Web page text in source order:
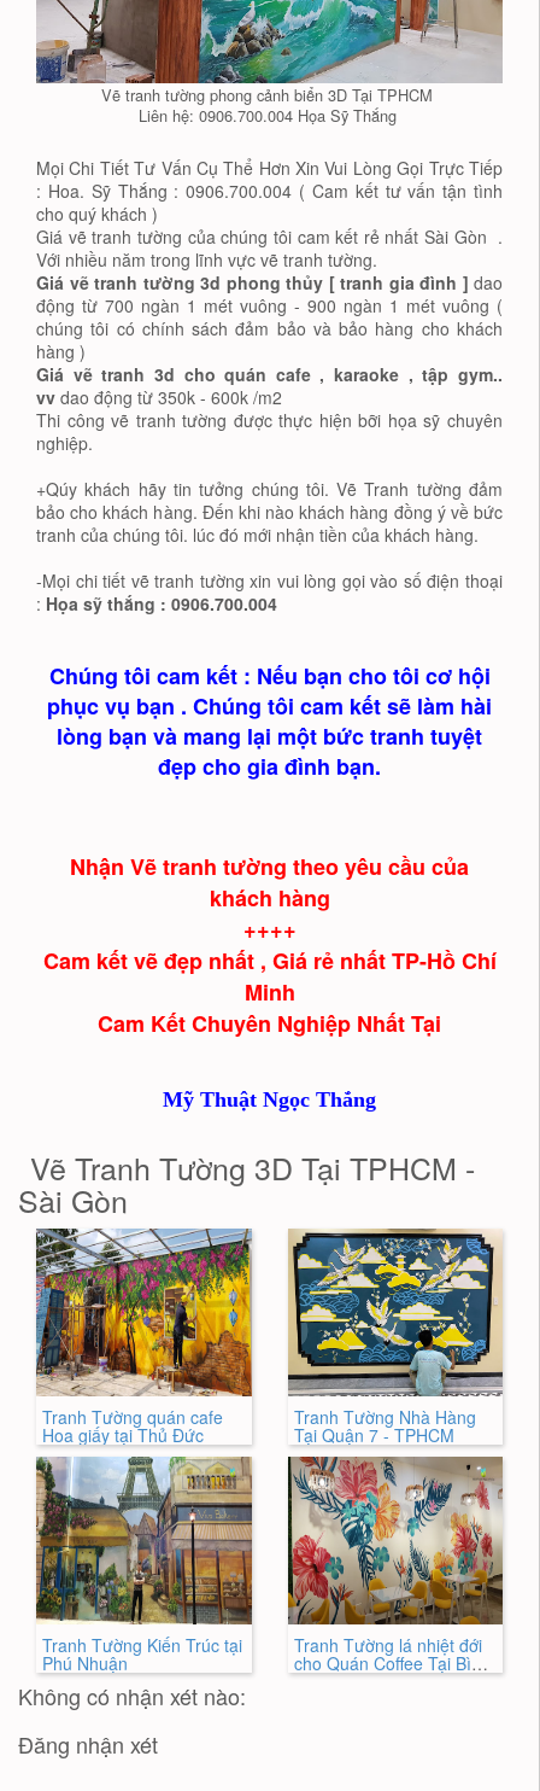
Vẽ tranh tường phong cảnh biển 3D Tại TPHCM
Liên hệ: 0906.700.004 Họa Sỹ Thắng
Mọi Chi Tiết Tư Vấn Cụ Thể Hơn Xin Vui Lòng Gọi Trực Tiếp
: Hoa. Sỹ Thắng : 0906.700.004 ( Cam kết tư vấn tận tình
cho quý khách )
Giá vẽ tranh tường của chúng tôi cam kết rẻ nhất Sài Gòn .
Với nhiều năm trong lĩnh vực vẽ tranh tường.
Giá vẽ tranh tường 3d phong thủy [ tranh gia đình ] dao
động từ 700 ngàn 1 mét vuông - 900 ngàn 1 mét vuông (
chúng tôi có chính sách đảm bảo và bảo hàng cho khách
hàng )
Giá vẽ tranh 3d cho quán cafe , karaoke , tập gym..
vv dao động từ 350k - 600k /m2
Thi công vẽ tranh tường được thực hiện bỡi họa sỹ chuyên
nghiệp.
+Qúy khách hãy tin tưởng chúng tôi. Vẽ Tranh tường đảm
bảo cho khách hàng. Đến khi nào khách hàng đồng ý về bức
tranh của chúng tôi. lúc đó mới nhận tiền của khách hàng.
-Mọi chi tiết vẽ tranh tường xin vui lòng gọi vào số điện thoại
: Họa sỹ thắng : 0906.700.004
Chúng tôi cam kết : Nếu bạn cho tôi cơ hội
phục vụ bạn . Chúng tôi cam kết sẽ làm hài
lòng bạn và mang lại một bức tranh tuyệt
đẹp cho gia đình bạn.
Nhận Vẽ tranh tường theo yêu cầu của
khách hàng
++++
Cam kết vẽ đẹp nhất , Giá rẻ nhất TP-Hồ Chí
Minh
Cam Kết Chuyên Nghiệp Nhất Tại
Mỹ Thuật Ngọc Thắng
Vẽ Tranh Tường 3D Tại TPHCM -
Sài Gòn
Tranh Tường quán cafe
Hoa giấy tại Thủ Đức
Tranh Tường Nhà Hàng
Tại Quận 7 - TPHCM
Tranh Tường Kiến Trúc tại
Phú Nhuận
Tranh Tường lá nhiệt đới
cho Quán Coffee Tại Bình
Thạnh
Không có nhận xét nào:
Đăng nhận xét